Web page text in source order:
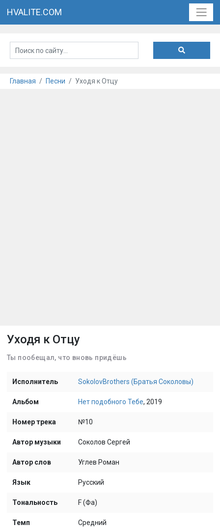
HVALITE.COM
Главная Песни Уходя к Отцу
Уходя к Отцу
Ты пообещал, что вновь придёшь
Исполнитель SokolovBrothers (Братья Соколовы)
Альбом Нет подобного Тебе, 2019
Номер трека №10
Автор музыки Соколов Сергей
Автор слов Углев Роман
Язык Русский
Тональность F (Фа)
Темп Средний